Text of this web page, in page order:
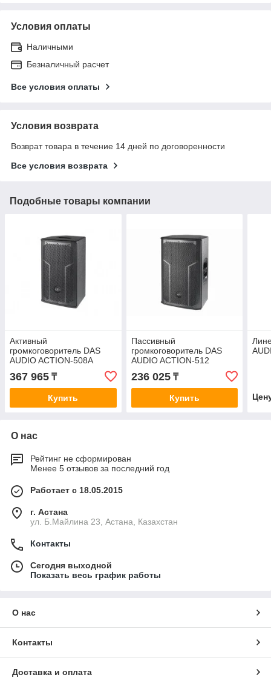
Условия оплаты
Наличными
Безналичный расчет
Все условия оплаты
Условия возврата
Возврат товара в течение 14 дней по договоренности
Все условия возврата
Подобные товары компании
Активный
громкоговоритель DAS
AUDIO ACTION-508A
367 965 ₸
Купить
Пассивный
громкоговоритель DAS
AUDIO ACTION-512
236 025₸
Купить
О нас
Рейтинг не сформирован
Менее 5 отзывов за последний год
Работает с 18.05.2015
г. Астана
ул. Б.Майлина 23, Астана, Казахстан
Контакты
Сегодня выходной
Показать весь график работы
О нас
Контакты
Доставка и оплата